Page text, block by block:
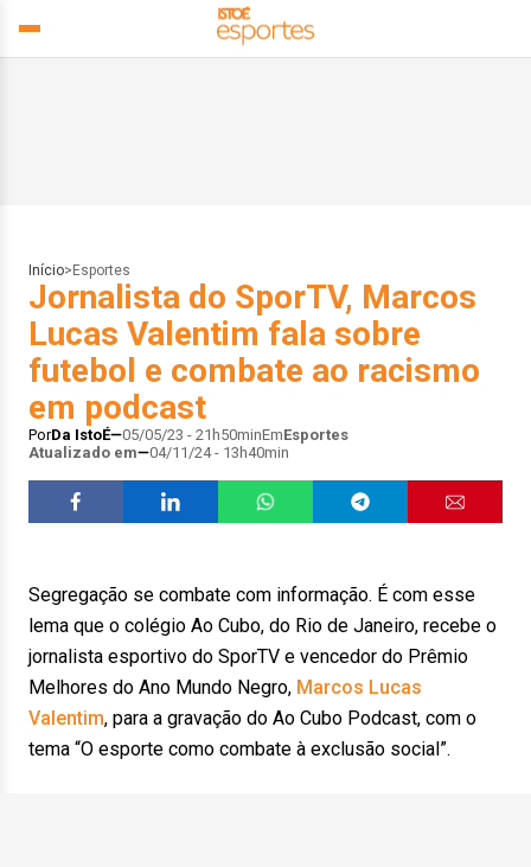
Início> Esportes
Jornalista do SporTV, Marcos
Lucas Valentim fala sobre
futebol e combate ao racismo
em podcast
PorDa IstoÉ 05/05/23 - 21h50minEmEsportes
Atualizado em
04/11/24 - 13h40min
Segregação se combate com informação. É com esse
lema que o colégio Ao Cubo, do Rio de Janeiro, recebe o
jornalista esportivo do SporTV e vencedor do Prêmio
Melhores do Ano Mundo Negro, Marcos Lucas
Valentim, para a gravação do Ao Cubo Podcast, com o
tema “O esporte como combate à exclusão social”.